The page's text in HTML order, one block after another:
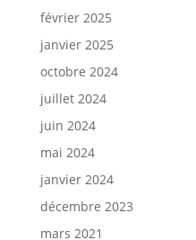
février 2025
janvier 2025
octobre 2024
juillet 2024
juin 2024
mai 2024
janvier 2024
décembre 2023
mars 2021